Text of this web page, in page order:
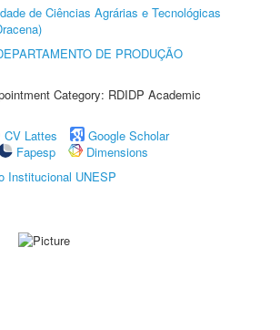
de Ciências Agrárias e Tecnológicas
DE PRODUÇÃO
Category: RDIDP Academic
CV Lattes
Google Scholar
Fapesp
Dimensions
Institucional UNESP